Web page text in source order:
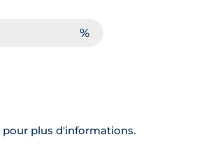
pour plus d'informations.